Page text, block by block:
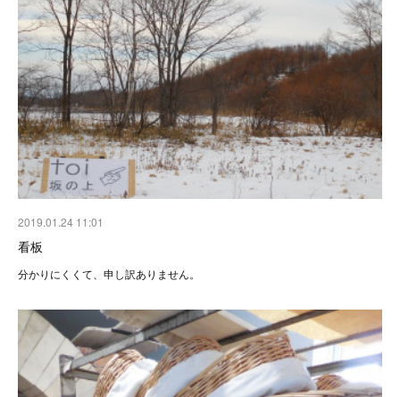
2019.01.24 11:01
看板
分かりにくくて、申し訳ありません。